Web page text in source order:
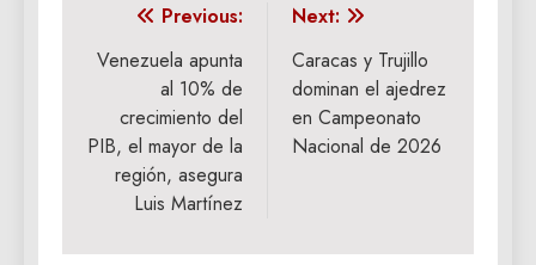
Navegación
de
entradas
Previous:
Venezuela apunta
al 10% de
crecimiento del
PIB, el mayor de la
región, asegura
Luis Martínez
Next:
Caracas y Trujillo
dominan el ajedrez
en Campeonato
Nacional de 2026